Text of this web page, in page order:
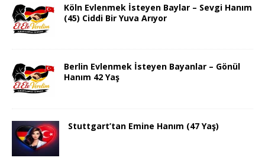
Köln Evlenmek İsteyen Baylar – Sevgi Hanım
(45) Ciddi Bir Yuva Arıyor
Berlin Evlenmek İsteyen Bayanlar – Gönül
Hanım 42 Yaş
Stuttgart’tan Emine Hanım (47 Yaş)